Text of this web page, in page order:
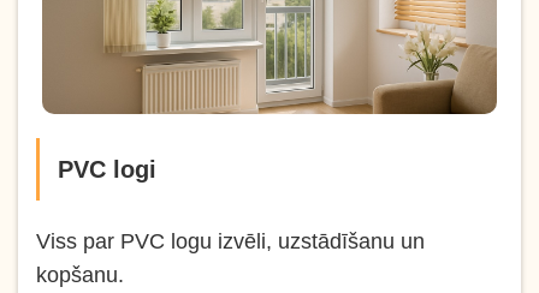
PVC logi
Viss par PVC logu izvēli, uzstādīšanu un
kopšanu.